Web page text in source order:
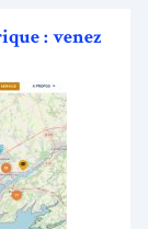
: venez